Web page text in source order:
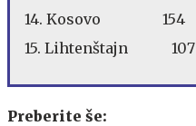
14. Kosovo 154
15. Lihtenštajn 107
Preberite še: